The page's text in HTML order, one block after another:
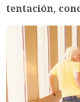
tentación,